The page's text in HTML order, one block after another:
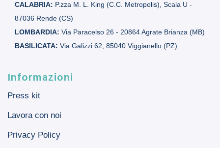
CALABRIA: P.zza M. L. King (C.C. Metropolis), Scala U -
87036 Rende (CS)
LOMBARDIA: Via Paracelso 26 - 20864 Agrate Brianza (MB)
BASILICATA: Via Galizzi 62, 85040 Viggianello (PZ)
Informazioni
Press kit
Lavora con noi
Privacy Policy